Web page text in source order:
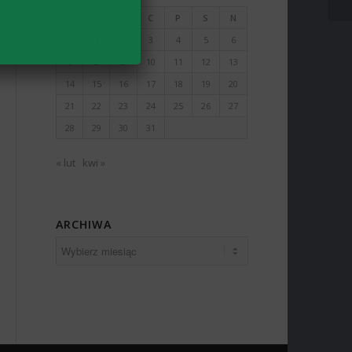
C P S
N
3 4 5
6
7
8 9 10 11 12
13
14
15 16 17 18 19
20
21
22 23 24 25 26
27
28
29 30 31
« lut kwi »
ARCHIWA